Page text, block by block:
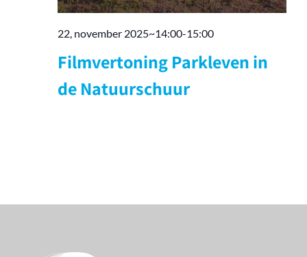
22, november 2025~14:00-15:00
Filmvertoning Parkleven in
de Natuurschuur